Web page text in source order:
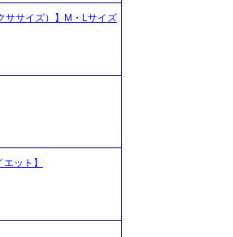
ササイズ）】M・Lサイズ
ット】